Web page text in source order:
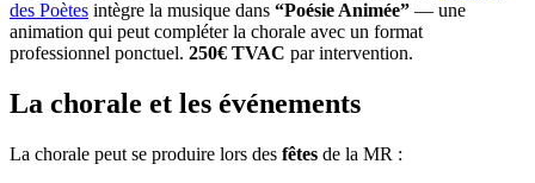
des Poètes intègre la musique dans “Poésie Animée” — une
animation qui peut compléter la chorale avec un format
professionnel ponctuel. 250€ TVAC par intervention.
La chorale et les événements
La chorale peut se produire lors des fêtes de la MR :